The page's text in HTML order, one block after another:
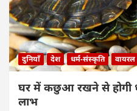
दुनियाँ देश धर्म-संस्कृति
घर में कछुआ रखने से होगी
लाभ